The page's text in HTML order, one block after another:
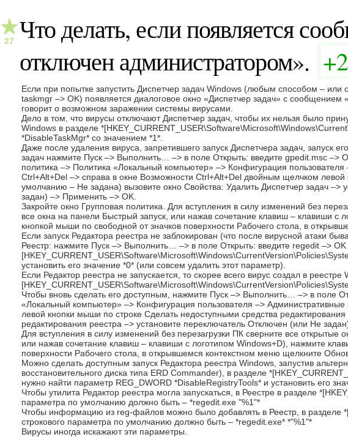
★
27
Что делать, если появляется
отключен администратором».
Если при попытке запустить Диспетчер задач Windows (любым способом –
taskmgr –> OK) появляется диалоговое окно «Диспетчер задач» с сообщением
говорит о возможном заражении системы вирусами.
Дело в том, что вирусы отключают Диспетчер задач, чтобы их нельзя было
Windows в разделе
*DisableTaskMgr* со значением *1*.
Даже после удаления вируса, запретившего запуск Диспетчера задач, запуск
задач нажмите Пуск –> Выполнить… –> в поле Открыть: введите gpedit.msc –>
политика –> Политика «Локальный компьютер» –> Конфигурация
Ctrl+Alt+Del –> справа в окне Возможности Ctrl+Alt+Del двойным щелчком
умолчанию – Не задана) вызовите окно Свойства: Удалить Диспетчер задач
задан) –> Применить –> OK.
Закройте окно Групповая политика. Для вступления в силу изменений без
все окна на панели Быстрый запуск, или нажав сочетание клавиш – клавиши
кнопкой мыши по свободной от значков поверхности Рабочего стола, в
Если запуск Редактора реестра не заблокирован (что после вирусной атаки
Реестр: нажмите Пуск –> Выполнить… –> в поле Открыть: введите regedit –> OK
установить его значение *0* (или совсем удалить этот параметр).
Если Редактор реестра не запускается, то скорее всего вирус создал в реестре
Чтобы вновь сделать его доступным, нажмите Пуск –> Выполнить… –> в поле
«Локальный компьютер» –> Конфигурация пользователя –>
левой кнопки мыши по строке Сделать недоступными средства
редактирования реестра –> установите переключатель Отключен (или Не
Для вступления в силу изменений без перезагрузки ПК сверните все открытые
или нажав сочетание клавиш – клавиши с логотипом Windows+D), нажмите
поверхности Рабочего стола, в открывшемся контекстном меню щелкните
Можно сделать доступным запуск Редактора реестра Windows, запустив
восстановительного диска типа ERD Commander), в разделе
нужно найти параметр REG_DWORD *DisableRegistryTools* и установить его
Чтобы утилита Редактор реестра могла запускаться, в Реестре в разделе
параметра по умолчанию должно быть – *regedit.exe "%1"*
Чтобы информацию из reg-файлов можно было добавлять в Реестр, в разделе
строкового параметра по умолчанию должно быть – *regedit.exe* *"%1"*
Вирусы иногда искажают эти параметры.